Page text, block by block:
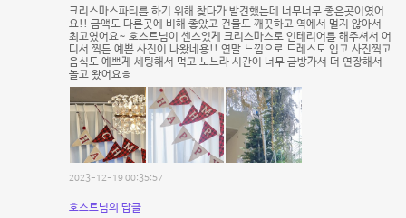
크리스마스파티를 하기 위해 찾다가 발견했는데 너무너무 좋은곳이였어
요!! 금액도 다른곳에 비해 좋았고 건물도 깨끗하고 역에서 멀지 않아서
최고였어요~ 호스트님이 센스있게 크리스마스로 인테리어를 해주셔서 어
디서 찍든 예쁜 사진이 나왔네용!! 연말 느낌으로 드레스도 입고 사진찍고
음식도 예쁘게 세팅해서 먹고 노느라 시간이 너무 금방가서 더 연장해서
놀고 왔어요ㅎ
2023-12-19 00:35:57
호스트님의 답글